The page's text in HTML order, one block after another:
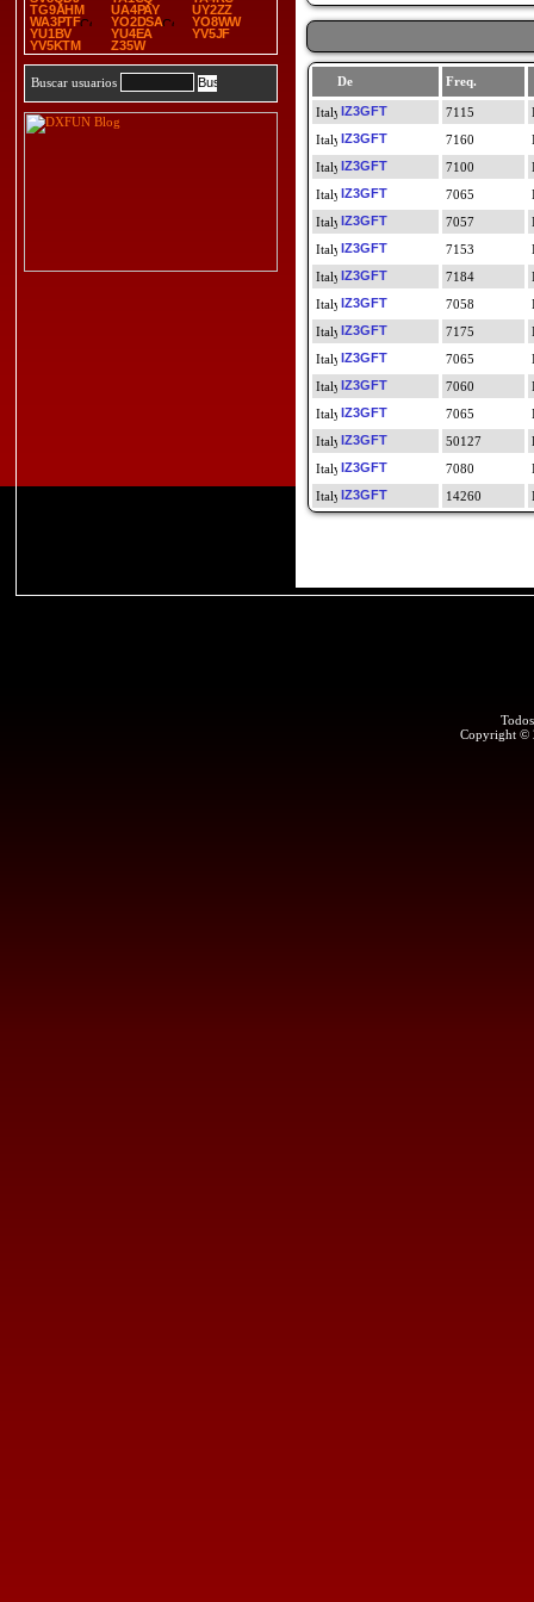
TG9AHM
UA4PAY
UY2ZZ
WA3PTF
YO2DSA
YO8WW
YU1BV
YU4EA
YV5JF
YV5KTM
Z35W
Buscar usuarios De Freq.
IZ3GFT
7115
IZ3GFT
7160
IZ3GFT
7100
IZ3GFT
7065
IZ3GFT
7057
IZ3GFT
7153
IZ3GFT
7184
IZ3GFT
7058
IZ3GFT
7175
IZ3GFT
7065
IZ3GFT
7060
IZ3GFT
7065
IZ3GFT
50127
IZ3GFT
7080
IZ3GFT
14260
Copyright ©